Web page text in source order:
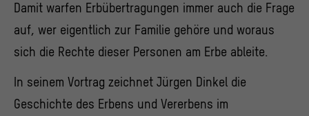
Damit warfen Erbübertragungen immer auch die Frage
auf, wer eigentlich zur Familie gehöre und woraus
sich die Rechte dieser Personen am Erbe ableite.
In seinem Vortrag zeichnet Jürgen Dinkel die
Geschichte des Erbens und Vererbens im